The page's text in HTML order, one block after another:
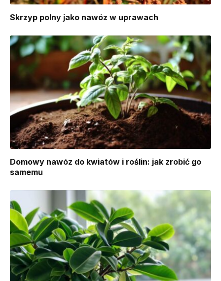
Skrzyp polny jako nawóz w uprawach
Domowy nawóz do kwiatów i roślin: jak zrobić go
samemu